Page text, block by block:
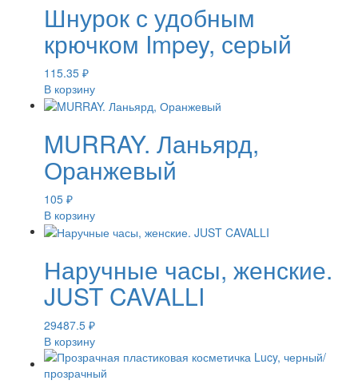
Шнурок с удобным
крючком Impey, серый
115.35 ₽
В корзину
MURRAY. Ланьярд,
Оранжевый
105 ₽
В корзину
Наручные часы, женские.
JUST CAVALLI
29487.5 ₽
В корзину